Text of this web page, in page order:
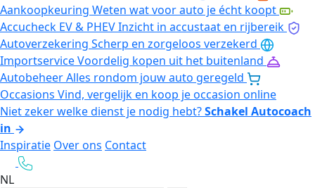
Aankoopkeuring Weten wat voor auto je écht koopt
Accucheck EV & PHEVInzicht in accustaat en rijbereik
Autoverzekering Scherp en zorgeloos verzekerd
ImportserviceVoordelig kopen uit het buitenland
AutobeheerAlles rondom jouw auto geregeld
Occasions Vind, vergelijk en koop je occasion online
Niet zeker welke dienst je nodig hebt?Schakel Autocoach
in
Inspiratie Over ons Contact
NL